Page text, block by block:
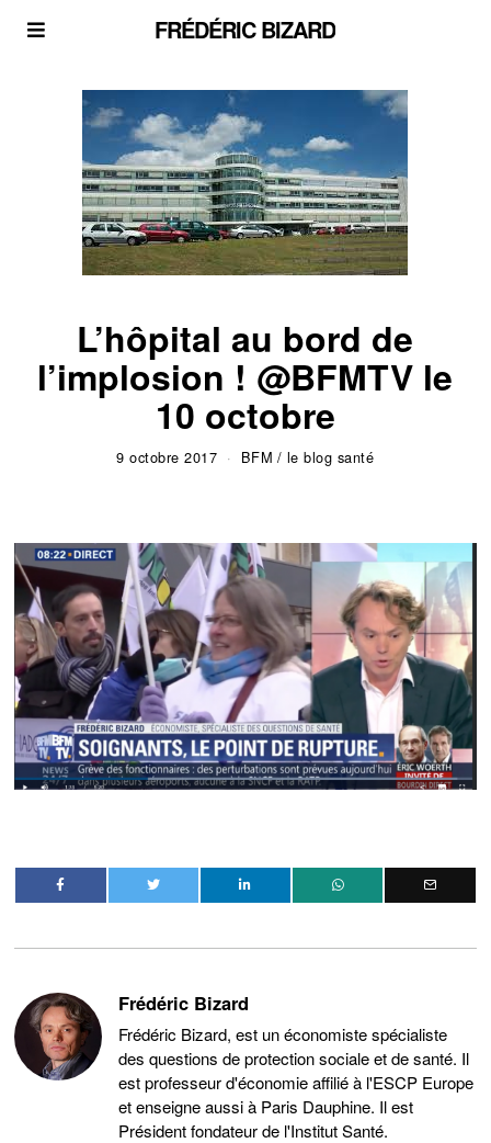
FRÉDÉRIC BIZARD
L’hôpital au bord de
l’implosion ! @BFMTV le
10 octobre
9 octobre 2017 BFM / le blog santé
Frédéric Bizard
Frédéric Bizard, est un économiste spécialiste
des questions de protection sociale et de santé. Il
est professeur d'économie affilié à l'ESCP Europe
et enseigne aussi à Paris Dauphine. Il est
Président fondateur de l'Institut Santé.